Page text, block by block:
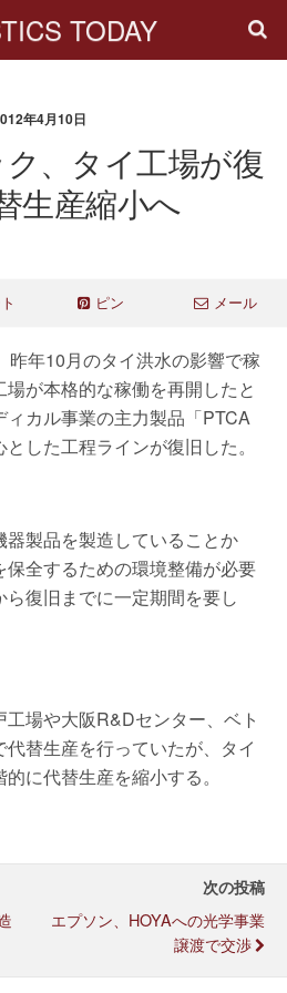
TODAY
年4月10日
、タイ工場が復
生産縮小へ
ピン メール
昨年10月のタイ洪水の影響で稼
が本格的な稼働を再開したと
カル事業の主力製品「PTCA
した工程ラインが復旧した。
器製品を製造していることか
保全するための環境整備が必要
復旧までに一定期間を要し
場や大阪R&Dセンター、ベト
替生産を行っていたが、タイ
に代替生産を縮小する。
次の投稿
エプソン、HOYAへの光学事業
譲渡で交渉